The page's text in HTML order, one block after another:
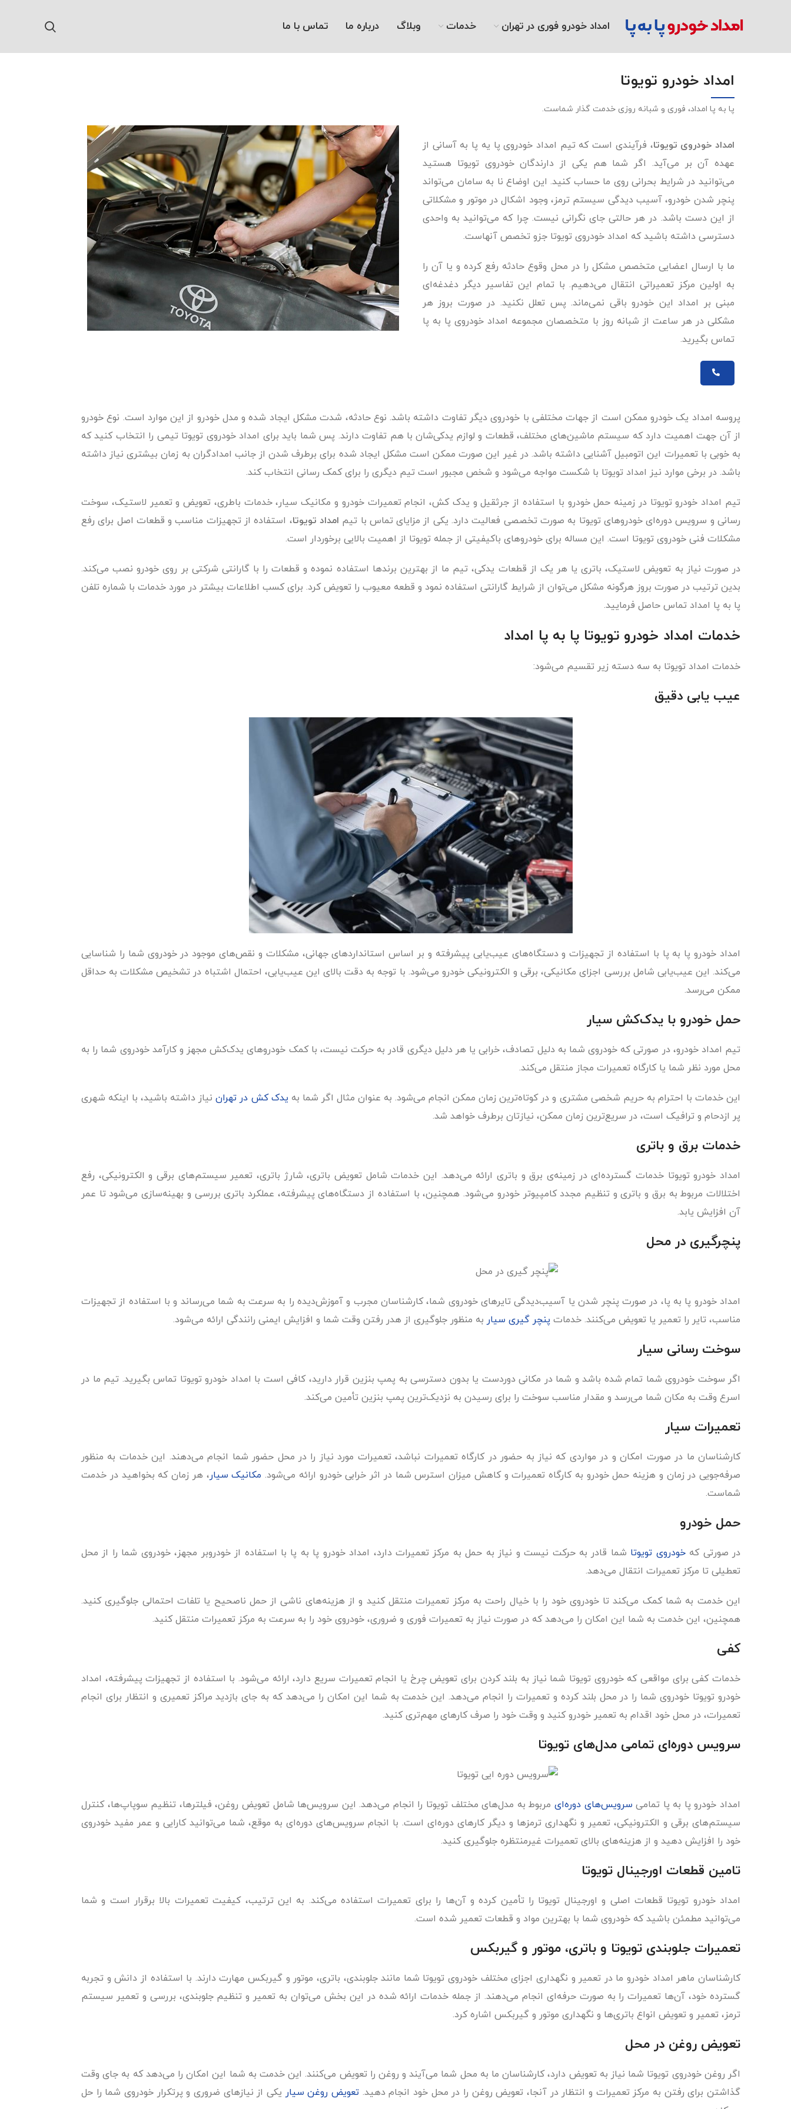
امداد خودرو فوری در تهران خدمات وبلاگ درباره ما تماس با ما
امداد خودرو تویوتا
پا به پا امداد، فوری و شبانه روزی خدمت گذار شماست.
امداد خودروی تویوتا، فرآیندی است که تیم امداد خودروی پا یه پا به آسانی از
عهده آن بر می‌آید. اگر شما هم یکی از دارندگان خودروی تویوتا هستید
می‌توانید در شرایط بحرانی روی ما حساب کنید. این اوضاع نا به سامان می‌تواند
پنچر شدن خودرو، آسیب دیدگی سیستم ترمز، وجود اشکال در موتور و مشکلاتی
از این دست باشد. در هر حالتی جای نگرانی نیست. چرا که می‌توانید به واحدی
دسترسی داشته باشید که امداد خودروی تویوتا جزو تخصص آنهاست.
ما با ارسال اعضایی متخصص مشکل را در محل وقوع حادثه رفع کرده و یا آن را
به اولین مرکز تعمیراتی انتقال می‌دهیم. با تمام این تفاسیر دیگر دغدغه‌ای
مبنی بر امداد این خودرو باقی نمی‌ماند. پس تعلل نکنید. در صورت بروز هر
مشکلی در هر ساعت از شبانه روز با متخصصان مجموعه امداد خودروی پا به پا
تماس بگیرید.
پروسه امداد یک خودرو ممکن است از جهات مختلفی با خودروی دیگر تفاوت داشته باشد. نوع حادثه، شدت مشکل ایجاد شده و مدل خودرو از این موارد است. نوع خودرو
از آن جهت اهمیت دارد که سیستم‌ ماشین‌های مختلف، قطعات و لوازم یدکی‌شان با هم تفاوت دارند. پس شما باید برای امداد خودروی تویوتا تیمی را انتخاب کنید که
به خوبی با تعمیرات این اتومبیل آشنایی داشته باشد. در غیر این صورت ممکن است مشکل ایجاد شده برای برطرف شدن از جانب امدادگران به زمان بیشتری نیاز داشته
باشد. در برخی موارد نیز امداد تویوتا با شکست مواجه می‌شود و شخص مجبور است تیم دیگری را برای کمک رسانی انتخاب کند.
تیم امداد خودرو تویوتا در زمینه حمل خودرو با استفاده از جرثقیل و یدک کش، انجام تعمیرات خودرو و مکانیک سیار، خدمات باطری، تعویض و تعمیر لاستیک، سوخت
رسانی و سرویس دوره‌ای خودروهای تویوتا به صورت تخصصی فعالیت دارد. یکی از مزایای تماس با تیم امداد تویوتا، استفاده از تجهیزات مناسب و قطعات اصل برای رفع
مشکلات فنی خودروی تویوتا است. این مساله برای خودروهای باکیفیتی از جمله تویوتا از اهمیت بالایی برخوردار است.
در صورت نیاز به تعویض لاستیک، باتری یا هر یک از قطعات یدکی، تیم ما از بهترین برندها استفاده نموده و قطعات را با گارانتی شرکتی بر روی خودرو نصب می‌کند.
بدین ترتیب در صورت بروز هرگونه مشکل می‌توان از شرایط گارانتی استفاده نمود و قطعه معیوب را تعویض کرد. برای کسب اطلاعات بیشتر در مورد خدمات با شماره تلفن
پا به پا امداد تماس حاصل فرمایید.
خدمات امداد خودرو تویوتا پا به پا امداد
خدمات امداد تویوتا به سه دسته‌ زیر تقسیم می‌شود:
عیب ‌یابی دقیق
امداد خودرو پا به پا با استفاده از تجهیزات و دستگاه‌های عیب‌یابی پیشرفته و بر اساس استانداردهای جهانی، مشکلات و نقص‌های موجود در خودروی شما را شناسایی
می‌کند. این عیب‌یابی شامل بررسی اجزای مکانیکی، برقی و الکترونیکی خودرو می‌شود. با توجه به دقت بالای این عیب‌یابی، احتمال اشتباه در تشخیص مشکلات به حداقل
ممکن می‌رسد.
حمل خودرو با یدک‌کش سیار
تیم امداد خودرو، در صورتی که خودروی شما به دلیل تصادف، خرابی یا هر دلیل دیگری قادر به حرکت نیست، با کمک خودروهای یدک‌کش مجهز و کارآمد خودروی شما را به
محل مورد نظر شما یا کارگاه تعمیرات مجاز منتقل می‌کند.
این خدمات با احترام به حریم شخصی مشتری و در کوتاه‌ترین زمان ممکن انجام می‌شود. به عنوان مثال اگر شما به یدک کش در تهراننیاز داشته باشید، با اینکه شهری
پر ازدحام و ترافیک است، در سریع‌ترین زمان ممکن، نیازتان برطرف خواهد شد.
خدمات برق و باتری
امداد خودرو تویوتا خدمات گسترده‌ای در زمینه‌ی برق و باتری ارائه می‌دهد. این خدمات شامل تعویض باتری، شارژ باتری، تعمیر سیستم‌های برقی و الکترونیکی، رفع
اختلالات مربوط به برق و باتری و تنظیم مجدد کامپیوتر خودرو می‌شود. همچنین، با استفاده از دستگاه‌های پیشرفته، عملکرد باتری بررسی و بهینه‌سازی می‌شود تا عمر
آن افزایش یابد.
پنچرگیری در محل
امداد خودرو پا به پا، در صورت پنچر شدن یا آسیب‌دیدگی تایرهای خودروی شما، کارشناسان مجرب و آموزش‌دیده را به سرعت به شما می‌‎رساند و با استفاده از تجهیزات
مناسب، تایر را تعمیر یا تعویض می‌کنند. خدمات پنچر گیری سیار به منظور جلوگیری از هدر رفتن وقت شما و افزایش ایمنی رانندگی ارائه می‌شود.
سوخت ‌رسانی سیار
اگر سوخت خودروی شما تمام شده باشد و شما در مکانی دوردست یا بدون دسترسی به پمپ بنزین قرار دارید، کافی است با امداد خودرو تویوتا تماس بگیرید. تیم ما در
اسرع وقت به مکان شما می‌رسد و مقدار مناسب سوخت را برای رسیدن به نزدیک‌ترین پمپ بنزین تأمین می‌کند.
تعمیرات سیار
کارشناسان ما در صورت امکان و در مواردی که نیاز به حضور در کارگاه تعمیرات نباشد، تعمیرات مورد نیاز را در محل حضور شما انجام می‌دهند. این خدمات به منظور
صرفه‌جویی در زمان و هزینه‌ حمل خودرو به کارگاه تعمیرات و کاهش میزان استرس شما در اثر خرابی خودرو ارائه می‌شود. مکانیک سیار، هر زمان که بخواهید در خدمت
شماست.
حمل خودرو
در صورتی کهخودروی تویوتا شما قادر به حرکت نیست و نیاز به حمل به مرکز تعمیرات دارد، امداد خودرو پا به پا با استفاده از خودروبر مجهز، خودروی شما را از محل
تعطیلی تا مرکز تعمیرات انتقال می‌دهد.
این خدمت به شما کمک می‌کند تا خودروی خود را با خیال راحت به مرکز تعمیرات منتقل کنید و از هزینه‌های ناشی از حمل ناصحیح یا تلفات احتمالی جلوگیری کنید.
همچنین، این خدمت به شما این امکان را می‌دهد که در صورت نیاز به تعمیرات فوری و ضروری، خودروی خود را به سرعت به مرکز تعمیرات منتقل کنید.
کفی
خدمات کفی برای مواقعی که خودروی تویوتا شما نیاز به بلند کردن برای تعویض چرخ یا انجام تعمیرات سریع دارد، ارائه می‌شود. با استفاده از تجهیزات پیشرفته، امداد
خودرو تویوتا خودروی شما را در محل بلند کرده و تعمیرات را انجام می‌دهد. این خدمت به شما این امکان را می‌دهد که به جای بازدید مراکز تعمیری و انتظار برای انجام
تعمیرات، در محل خود اقدام به تعمیر خودرو کنید و وقت خود را صرف کارهای مهم‌تری کنید.
سرویس دوره‌ای تمامی مدل‌‌های تویوتا
امداد خودرو پا به پا تمامی سرویس‌های دوره‌ای مربوط به مدل‌های مختلف تویوتا را انجام می‌دهد. این سرویس‌ها شامل تعویض روغن، فیلترها، تنظیم سوپاپ‌ها، کنترل
سیستم‌های برقی و الکترونیکی، تعمیر و نگهداری ترمزها و دیگر کارهای دوره‌ای است. با انجام سرویس‌های دوره‌ای به موقع، شما می‌توانید کارایی و عمر مفید خودروی
خود را افزایش دهید و از هزینه‌های بالای تعمیرات غیرمنتظره جلوگیری کنید.
تامین قطعات اورجینال تویوتا
امداد خودرو تویوتا قطعات اصلی و اورجینال تویوتا را تأمین کرده و آن‌ها را برای تعمیرات استفاده می‌کند. به این ترتیب، کیفیت تعمیرات بالا برقرار است و شما
می‌توانید مطمئن باشید که خودروی شما با بهترین مواد و قطعات تعمیر شده است.
تعمیرات جلوبندی تویوتا و باتری، موتور و گیربکس
کارشناسان ماهر امداد خودرو ما در تعمیر و نگهداری اجزای مختلف خودروی تویوتا شما مانند جلوبندی، باتری، موتور و گیربکس مهارت دارند. با استفاده از دانش و تجربه
گسترده خود، آن‌ها تعمیرات را به صورت حرفه‌ای انجام می‌دهند. از جمله خدمات ارائه شده در این بخش می‌توان به تعمیر و تنظیم جلوبندی، بررسی و تعمیر سیستم
ترمز، تعمیر و تعویض انواع باتری‌ها و نگهداری موتور و گیربکس اشاره کرد.
تعویض روغن در محل
اگر روغن خودروی تویوتا شما نیاز به تعویض دارد، کارشناسان ما به محل شما می‌آیند و روغن را تعویض می‌کنند. این خدمت به شما این امکان را می‌دهد که به جای وقت
گذاشتن برای رفتن به مرکز تعمیرات و انتظار در آنجا، تعویض روغن را در محل خود انجام دهید. تعویض روغن سیار یکی از نیازهای ضروری و پرتکرار خودروی شما را حل